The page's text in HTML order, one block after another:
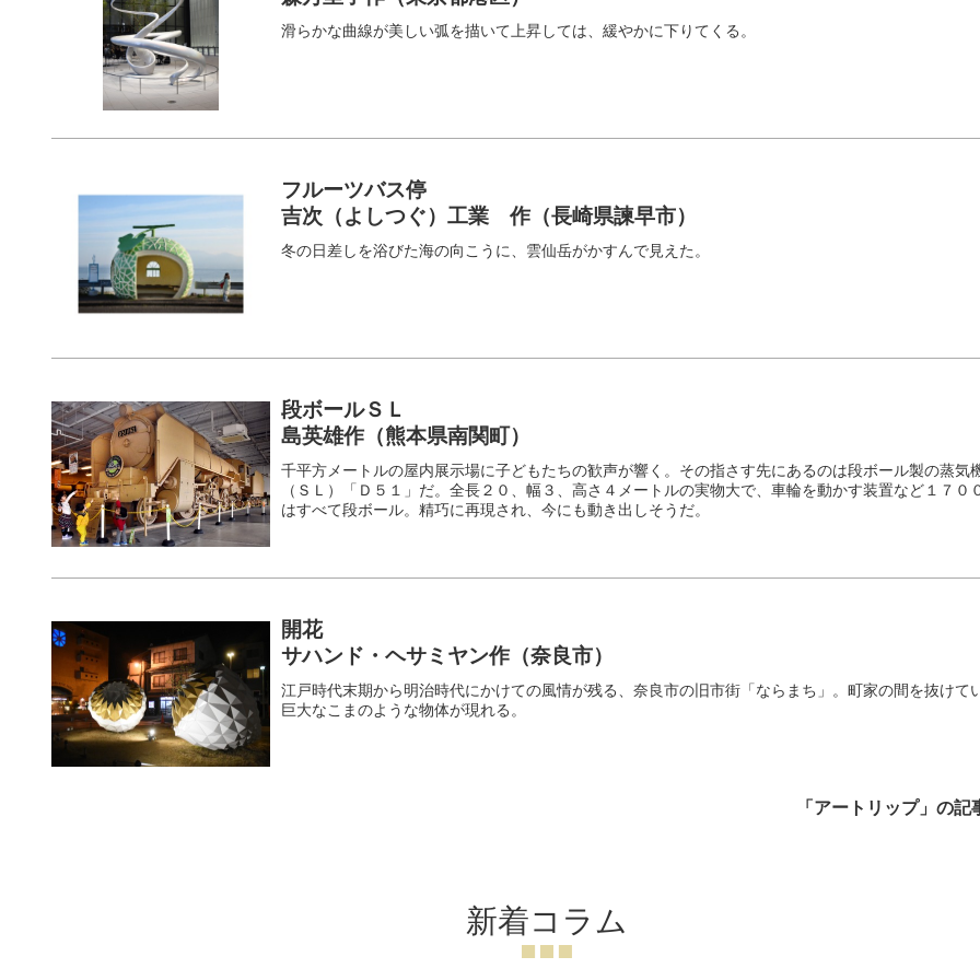
滑らかな曲線が美しい弧を描いて上昇しては、緩やかに下りてくる。
フルーツバス停
吉次（よしつぐ）工業 作（長崎県諫早市）
冬の日差しを浴びた海の向こうに、雲仙岳がかすんで見えた。
段ボールＳＬ
島英雄作（熊本県南関町）
千平方メートルの屋内展示場に子どもたちの歓声が響く。その指さす先にあるのは段ボール製の蒸気
（ＳＬ）「Ｄ５１」だ。全長２０、幅３、高さ４メートルの実物大で、車輪を動かす装置など１７０
はすべて段ボール。精巧に再現され、今にも動き出しそうだ。
開花
サハンド・ヘサミヤン作（奈良市）
江戸時代末期から明治時代にかけての風情が残る、奈良市の旧市街「ならまち」。町家の間を抜けて
巨大なこまのような物体が現れる。
「アートリップ」の記
新着コラム